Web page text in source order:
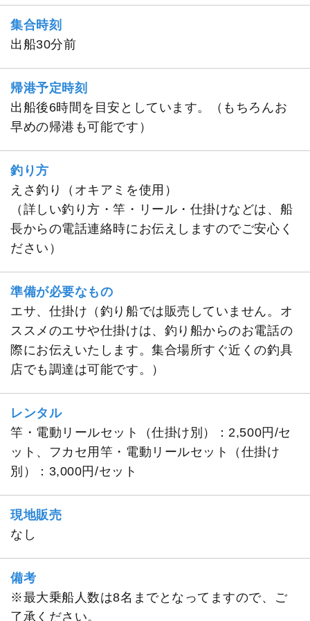
集合時刻
出船30分前
帰港予定時刻
出船後6時間を目安としています。（もちろんお
早めの帰港も可能です）
釣り方
えさ釣り（オキアミを使用）
（詳しい釣り方・竿・リール・仕掛けなどは、船
長からの電話連絡時にお伝えしますのでご安心く
ださい）
準備が必要なもの
エサ、仕掛け（釣り船では販売していません。オ
ススメのエサや仕掛けは、釣り船からのお電話の
際にお伝えいたします。集合場所すぐ近くの釣具
店でも調達は可能です。）
レンタル
竿・電動リールセット（仕掛け別）：2,500円/セ
ット、フカセ用竿・電動リールセット（仕掛け
別）：3,000円/セット
現地販売
なし
備考
※最大乗船人数は8名までとなってますので、ご
了承ください。